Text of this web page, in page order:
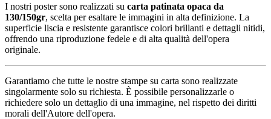
I nostri poster sono realizzati su carta patinata opaca da
130/150gr, scelta per esaltare le immagini in alta definizione. La
superficie liscia e resistente garantisce colori brillanti e dettagli nitidi,
offrendo una riproduzione fedele e di alta qualità dell'opera
originale.
Garantiamo che tutte le nostre stampe su carta sono realizzate
singolarmente solo su richiesta. È possibile personalizzarle o
richiedere solo un dettaglio di una immagine, nel rispetto dei diritti
morali dell'Autore dell'opera.